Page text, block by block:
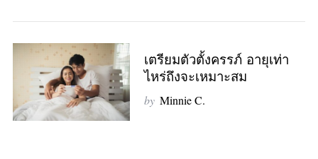
เตรียมตัวตั้งครรภ์ อายุเท่า
ไหร่ถึงจะเหมาะสม
by Minnie C.